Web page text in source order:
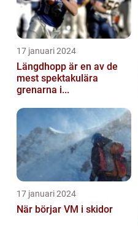
17 januari 2024
Längdhopp är en av de
mest spektakulära
grenarna i...
17 januari 2024
När börjar VM i skidor